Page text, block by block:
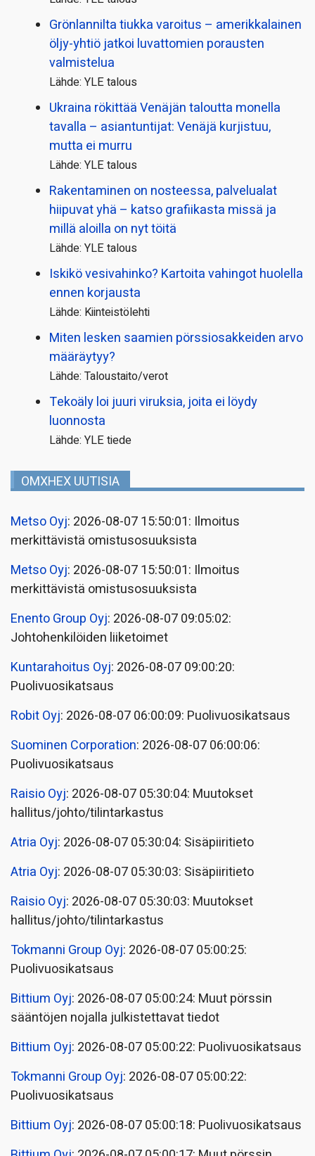
Grönlannilta tiukka varoitus – amerikkalainen
öljy-yhtiö jatkoi luvattomien porausten
valmistelua
Lähde: YLE talous
Ukraina rökittää Venäjän taloutta monella
tavalla – asiantuntijat: Venäjä kurjistuu,
mutta ei murru
Lähde: YLE talous
Rakentaminen on nosteessa, palvelualat
hiipuvat yhä – katso grafiikasta missä ja
millä aloilla on nyt töitä
Lähde: YLE talous
Iskikö vesivahinko? Kartoita vahingot huolella
ennen korjausta
Lähde: Kiinteistölehti
Miten lesken saamien pörssi­osakkeiden arvo
määräytyy?
Lähde: Taloustaito/verot
Tekoäly loi juuri viruksia, joita ei löydy
luonnosta
Lähde: YLE tiede
OMXHEX UUTISIA
Metso Oyj: 2026-08-07 15:50:01: Ilmoitus
merkittävistä omistusosuuksista
Metso Oyj: 2026-08-07 15:50:01: Ilmoitus
merkittävistä omistusosuuksista
Enento Group Oyj: 2026-08-07 09:05:02:
Johtohenkilöiden liiketoimet
Kuntarahoitus Oyj: 2026-08-07 09:00:20:
Puolivuosikatsaus
Robit Oyj: 2026-08-07 06:00:09: Puolivuosikatsaus
Suominen Corporation: 2026-08-07 06:00:06:
Puolivuosikatsaus
Raisio Oyj: 2026-08-07 05:30:04: Muutokset
hallitus/johto/tilintarkastus
Atria Oyj: 2026-08-07 05:30:04: Sisäpiiritieto
Atria Oyj: 2026-08-07 05:30:03: Sisäpiiritieto
Raisio Oyj: 2026-08-07 05:30:03: Muutokset
hallitus/johto/tilintarkastus
Tokmanni Group Oyj: 2026-08-07 05:00:25:
Puolivuosikatsaus
Bittium Oyj: 2026-08-07 05:00:24: Muut pörssin
sääntöjen nojalla julkistettavat tiedot
Bittium Oyj: 2026-08-07 05:00:22: Puolivuosikatsaus
Tokmanni Group Oyj: 2026-08-07 05:00:22:
Puolivuosikatsaus
Bittium Oyj: 2026-08-07 05:00:18: Puolivuosikatsaus